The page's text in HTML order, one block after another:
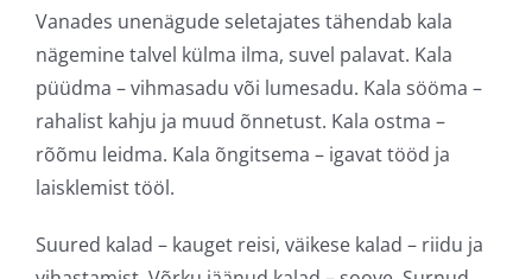
Vanades unenägude seletajates tähendab kala
nägemine talvel külma ilma, suvel palavat. Kala
püüdma – vihmasadu või lumesadu. Kala sööma –
rahalist kahju ja muud õnnetust. Kala ostma –
rõõmu leidma. Kala õngitsema – igavat tööd ja
laisklemist tööl.
Suured kalad – kauget reisi, väikese kalad – riidu ja